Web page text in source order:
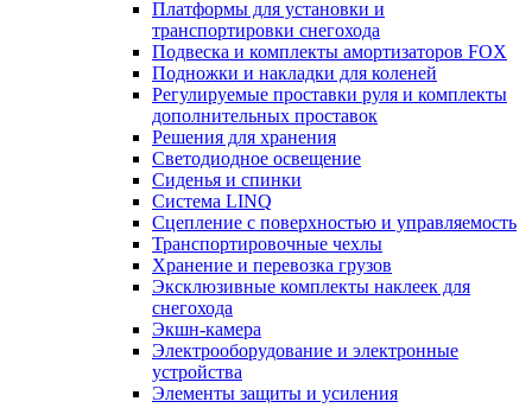
Платформы для установки и
транспортировки снегохода
Подвеска и комплекты амортизаторов FOX
Подножки и накладки для коленей
Регулируемые проставки руля и комплекты
дополнительных проставок
Решения для хранения
Светодиодное освещение
Сиденья и спинки
Система LINQ
Сцепление с поверхностью и управляемость
Транспортировочные чехлы
Хранение и перевозка грузов
Эксклюзивные комплекты наклеек для
снегохода
Экшн-камера
Электрооборудование и электронные
устройства
Элементы защиты и усиления